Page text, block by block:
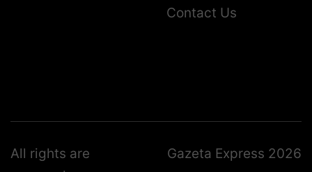
Contact Us
All rights are
Gazeta Express 2026